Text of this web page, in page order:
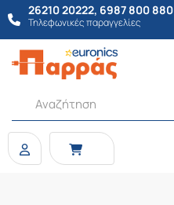
26210 20222, 6987 800 880
Τηλεφωνικές παραγγελίες